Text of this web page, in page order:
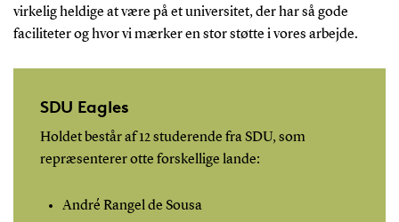
virkelig heldige at være på et universitet, der har så gode
faciliteter og hvor vi mærker en stor støtte i vores arbejde.
SDU Eagles
Holdet består af 12 studerende fra SDU, som
repræsenterer otte forskellige lande:
André Rangel de Sousa